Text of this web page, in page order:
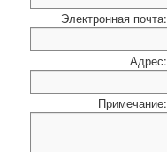
Электронная почта:
Адрес:
Примечание: